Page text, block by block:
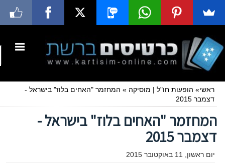
ראשי» הופעות חו"ל | מוסיקה » המחזמר "האחים בלוז" בישראל -
דצמבר 2015
המחזמר "האחים בלוז" בישראל -
דצמבר 2015
יום ראשון, 11 באוקטובר 2015